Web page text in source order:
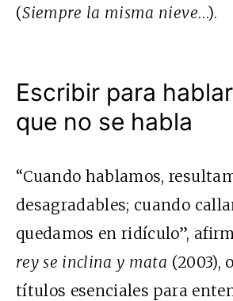
(Siempre la misma nieve…).
Escribir para
que no se habla
“Cuando hablamos,
desagradables; cuando
quedamos en ridículo”,
rey se inclina y mata (2003),
títulos esenciales para